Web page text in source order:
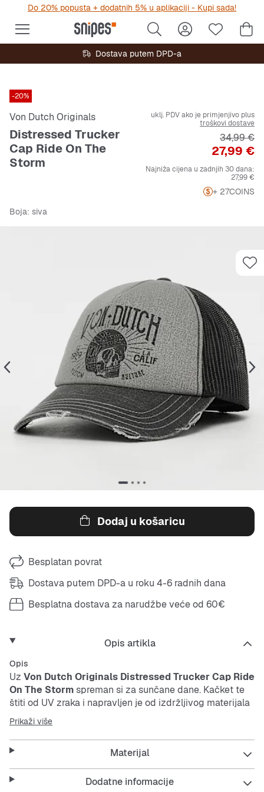
Do 20% popusta + dodatnih 5% u aplikaciji - Kupi sada!
Dostava putem DPD-a
-20%
Von Dutch Originals
Distressed Trucker
Cap Ride On The
Storm
uklj. PDV ako je primjenjivo plus
troškovi dostave
Cijena
27,99 €
34,99 €
Najniža cijena u zadnjih 30 dana:
27,99 €
+ 27COINS
Boja: siva
Dodaj u košaricu
Besplatan povrat
Dostava putem DPD-a u roku 4-6 radnih dana
Besplatna dostava za narudžbe veće od 60€
Opis artikla
Opis
Uz Von Dutch Originals Distressed Trucker Cap Ride
On The Stormspreman si za sunčane dane. Kačket te
štiti od UV zraka i napravljen je od izdržljivog materijala
koji dugo traje. Zanimljiv istrošeni izgled i upečatljiv
Skull print daju tvom stilu poseban pečat.
Prikaži više
Materijal
Dodatne informacije